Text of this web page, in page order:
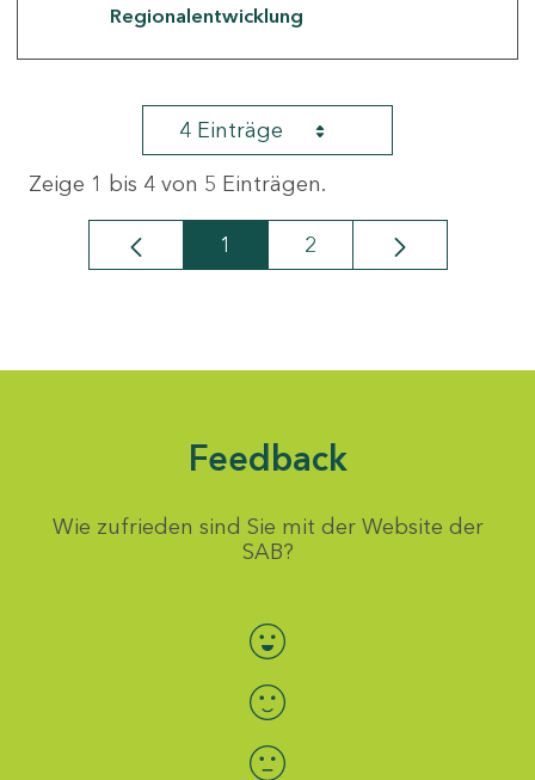
Regionalentwicklung
4 Einträge
Zeige 1 bis 4 von 5 Einträgen.
Seite
1 Seite
2
Feedback
Wie zufrieden sind Sie mit der Website der
SAB?
Bewertung auswählen